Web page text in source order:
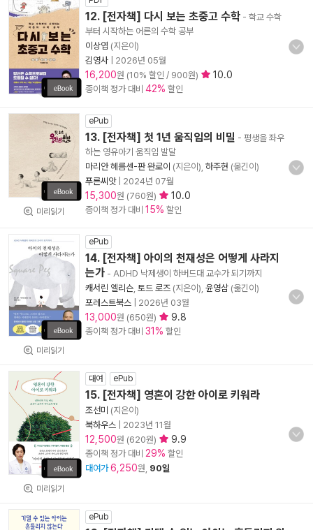
12. [전자책] 다시 보는 초중고 수학 - 학교 수학
부터 시작하는 어른의 수학 공부
이상엽 (지은이)
김영사
2026년 05월
16,200원 (10% 할인 / 900원) 10.0
종이책 정가 대비 42% 할인
미리읽기
ePub
13. [전자책] 첫 1년 움직임의 비밀 - 평생을 좌우
하는 영유아기 움직임 발달
마리안 헤름센-판 완로이 (지은이), 하주현 (옮긴이)
푸른씨앗| 2024년 07월
15,300원 (760원) 10.0
종이책 정가 대비 15% 할인
미리읽기
ePub
14. [전자책] 아이의 천재성은 어떻게 사라지
는가 - ADHD 낙제생이 하버드대 교수가 되기까지
캐서린 엘리슨 토드 로즈 (지은이), 윤영삼 (옮긴이)
포레스트북스
2026년 03월
13,000원 (650원) 9.8
종이책 정가 대비 31% 할인
미리읽기
대여 ePub
15. [전자책] 영혼이 강한 아이로 키워라
조선미 (지은이)
북하우스
2023년 11월
12,500원 (620원) 9.9
종이책 정가 대비 29% 할인
대여가 6,250원, 90일
ePub